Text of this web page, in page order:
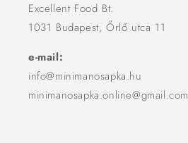
Excellent Food Bt.
1031 Budapest, Őrlő utca 11
e-mail:
info@minimanosapka.hu
minimanosapka.online@gmail.com